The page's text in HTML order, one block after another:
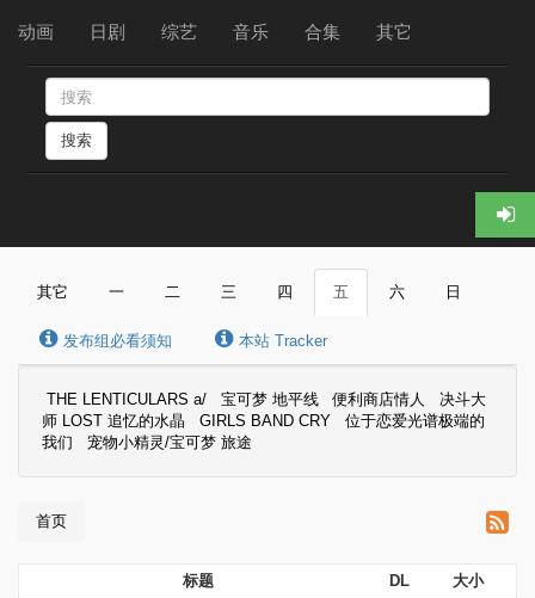
动画 日剧 综艺 音乐 合集 其它
搜索
其它 一 二 三 四 五 六 日
发布组必看须知 本站 Tracker
THE LENTICULARS a/ 宝可梦 地平线 便利商店情人
决斗大
师 LOST 追忆的水晶
GIRLS BAND CRY
位于恋爱光谱极端的
我们
宠物小精灵/宝可梦 旅途
首页
标题 DL
大小